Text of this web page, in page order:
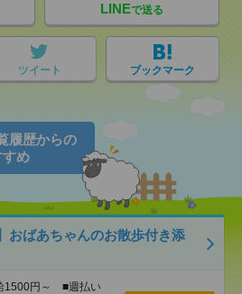
LINEで送る
ツイート ブックマーク
履歴からの
すめ
おばあちゃんのお散歩付き添
1500円～ ■週払い